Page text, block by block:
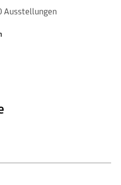
Ausstellungen